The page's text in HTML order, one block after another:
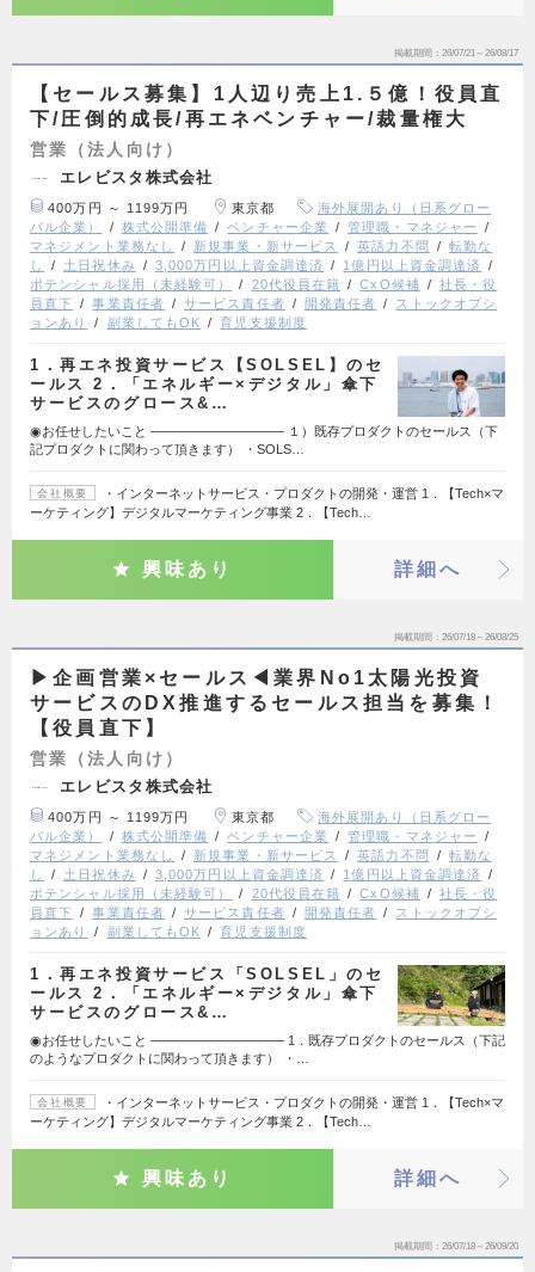
掲載期間 26/07/21～26/08/17
【セールス募集】1人辺り売上1.５億！役員直
下/圧倒的成長/再エネベンチャー/裁量権大
営業（法人向け）
エレビスタ株式会社
400万円 ～ 1199万円 東京都
海外展開あり（日系グロー
バル企業）
株式公開準備 ベンチャー企業
管理職・マネジャー
マネジメント業務なし
新規事業・新サービス 英語力不問
転勤な
し
土日祝休み 3,000万円以上資金調達済
1億円以上資金調達済
ポテンシャル採用（未経験可）
20代役員在籍 CxO候補
社長・役
員直下
事業責任者 サービス責任者 開発責任者
ストックオプシ
ョンあり
副業してもOK 育児支援制度
1．再エネ投資サービス【SOLSEL】のセ
ールス 2．「エネルギー×デジタル」傘下
サービスのグロース&…
◉お任せしたいこと ────────────── １）既存プロダクトのセールス（下
記プロダクトに関わって頂きます） ・SOLS…
会社概要
・インターネットサービス・プロダクトの開発・運営 1．【Tech×マ
ーケティング】デジタルマーケティング事業 2．【Tech…
興味あり 詳細へ
掲載期間 26/07/18～26/08/25
▶︎企画営業×セールス◀︎業界No1太陽光投資
サービスのDX推進するセールス担当を募集！
【役員直下】
営業（法人向け）
エレビスタ株式会社
400万円 ～ 1199万円 東京都
海外展開あり（日系グロー
バル企業）
株式公開準備 ベンチャー企業
管理職・マネジャー
マネジメント業務なし
新規事業・新サービス 英語力不問
転勤な
し
土日祝休み 3,000万円以上資金調達済
1億円以上資金調達済
ポテンシャル採用（未経験可）
20代役員在籍 CxO候補
社長・役
員直下
事業責任者 サービス責任者 開発責任者
ストックオプシ
ョンあり
副業してもOK 育児支援制度
1．再エネ投資サービス「SOLSEL」のセ
ールス 2．「エネルギー×デジタル」傘下
サービスのグロース&…
◉お任せしたいこと ────────────── 1．既存プロダクトのセールス（下記
のようなプロダクトに関わって頂きます） ・…
会社概要
・インターネットサービス・プロダクトの開発・運営 1．【Tech×マ
ーケティング】デジタルマーケティング事業 2．【Tech…
興味あり 詳細へ
掲載期間 26/07/18～26/09/20